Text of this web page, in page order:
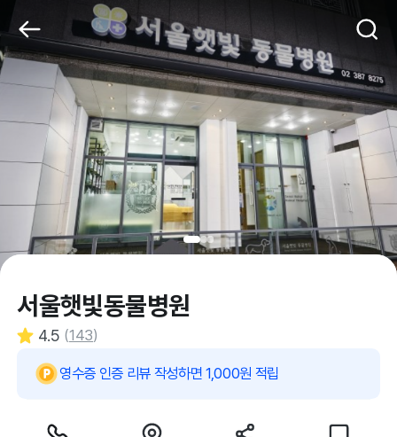
서울햇빛동물병원
4.5 (143)
영수증 인증 리뷰 작성하면 1,000원 적립